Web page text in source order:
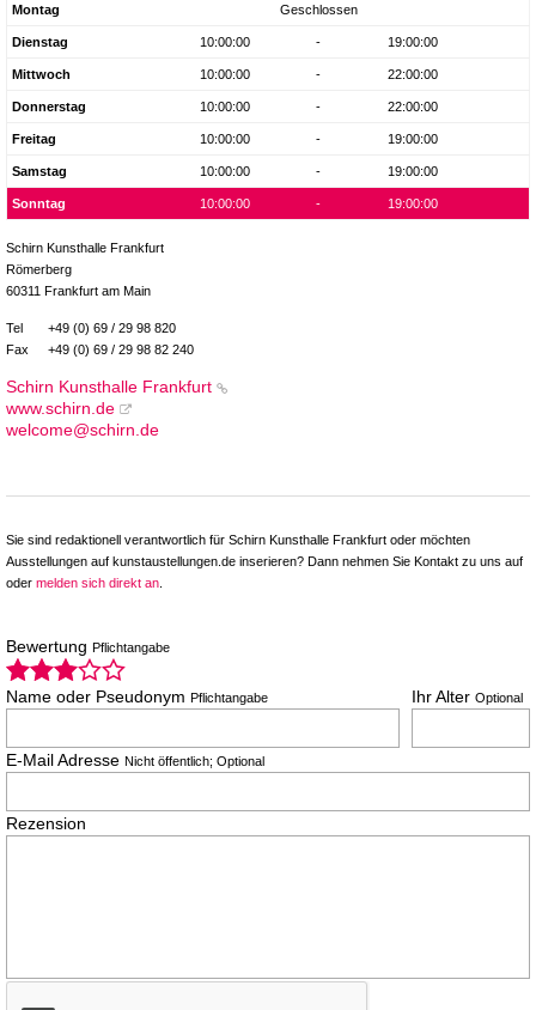
Montag Geschlossen
Dienstag 10:00:00 - 19:00:00
Mittwoch 10:00:00 - 22:00:00
Donnerstag 10:00:00 - 22:00:00
Freitag 10:00:00 - 19:00:00
Samstag 10:00:00 - 19:00:00
Sonntag 10:00:00 - 19:00:00
Schirn Kunsthalle Frankfurt
Römerberg
60311 Frankfurt am Main
Tel
+49 (0) 69 / 29 98 820
Fax
+49 (0) 69 / 29 98 82 240
Schirn Kunsthalle Frankfurt
www.schirn.de
welcome@schirn.de
Sie sind redaktionell verantwortlich für Schirn Kunsthalle Frankfurt oder möchten
Ausstellungen auf kunstaustellungen.de inserieren? Dann nehmen Sie Kontakt zu uns auf
oder melden sich direkt an
Bewertung Pflichtangabe
Name oder Pseudonym Pflichtangabe Ihr Alter Optional
E-Mail Adresse Nicht öffentlich; Optional
Rezension